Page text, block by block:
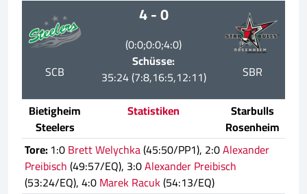
SCB
4 - 0
(0:0;0:0;4:0)
Schüsse:
35:24 (7:8,16:5,12:11)
SBR
Bietigheim
Steelers
Statistiken
Starbulls
Rosenheim
Tore:1:0Brett Welychka(45:50/PP1), 2:0Alexander
Preibisch(49:57/EQ), 3:0Alexander Preibisch
(53:24/EQ), 4:0Marek Racuk(54:13/EQ)